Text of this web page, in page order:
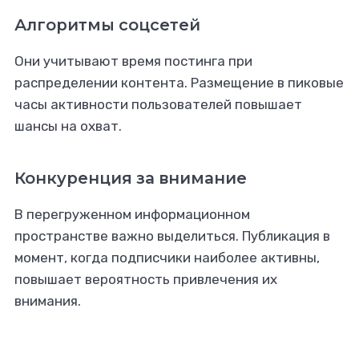
Алгоритмы соцсетей
Они учитывают время постинга при
распределении контента. Размещение в пиковые
часы активности пользователей повышает
шансы на охват.
Конкуренция за внимание
В перегруженном информационном
пространстве важно выделиться. Публикация в
момент, когда подписчики наиболее активны,
повышает вероятность привлечения их
внимания.